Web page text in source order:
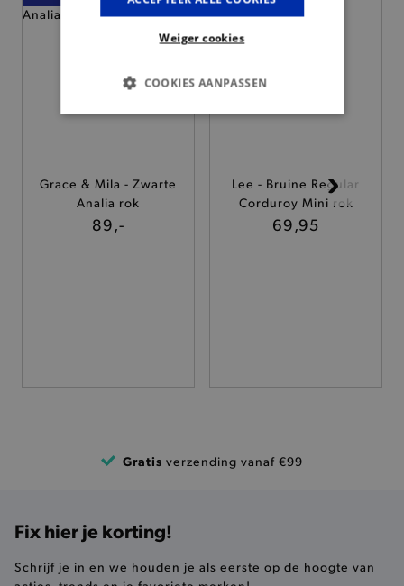
Grace & Mila - Zwarte
Analia rok
89,-
Lee - Bruine Regular
Corduroy Mini rok
69,95
Gratis verzending vanaf €99
Fix hier je korting!
Schrijf je in en we houden je als eerste op de hoogte van
Weiger cookies
COOKIES AANPASSEN
BASIS COOKIES
TARGETING
De strikt noodzakelijke cookies verbeteren jouw
niet jouw identiteit.